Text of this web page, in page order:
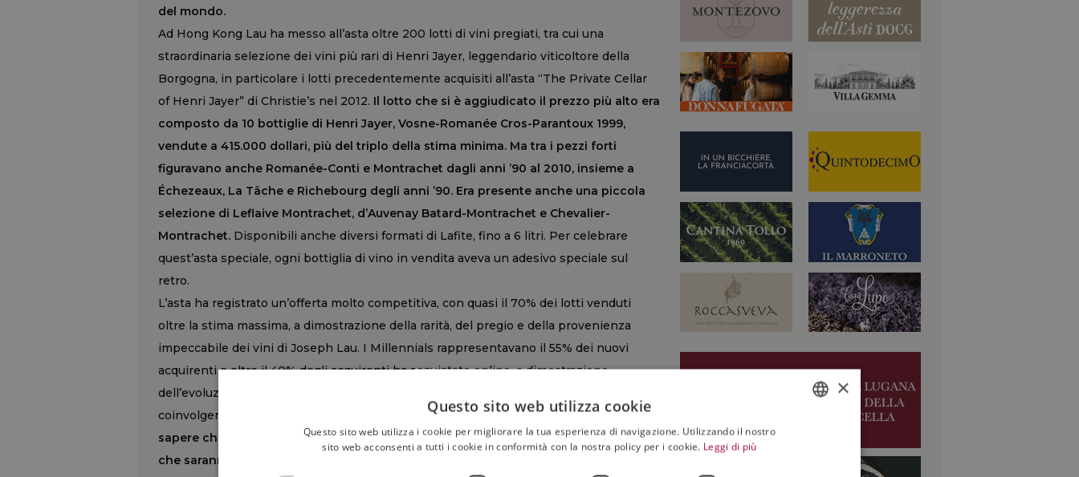
del mondo.
Ad Hong Kong Lau ha messo all’asta oltre 200 lotti di vini pregiati, tra cui una
straordinaria selezione dei vini più rari di Henri Jayer, leggendario viticoltore della
Borgogna, in particolare i lotti precedentemente acquisiti all’asta “The Private Cellar
of Henri Jayer” di Christie’s nel 2012. Il lotto che si è aggiudicato il prezzo più alto era
composto da 10 bottiglie di Henri Jayer, Vosne-Romanée Cros-Parantoux 1999,
vendute a 415.000 dollari, più del triplo della stima minima. Ma tra i pezzi forti
figuravano anche Romanée-Conti e Montrachet dagli anni ’90 al 2010, insieme a
Échezeaux, La Tâche e Richebourg degli anni ’90. Era presente anche una piccola
selezione di Leflaive Montrachet, d’Auvenay Batard-Montrachet e Chevalier-
Montrachet. Disponibili anche diversi formati di Lafite, fino a 6 litri. Per celebrare
quest’asta speciale, ogni bottiglia di vino in vendita aveva un adesivo speciale sul
retro.
L’asta ha registrato un’offerta molto competitiva, con quasi il 70% dei lotti venduti
oltre la stima massima, a dimostrazione della rarità, del pregio e della provenienza
impeccabile dei vini di Joseph Lau. I Millennials rappresentavano il 55% dei nuovi
acquirenti e oltre il 40% degli acquirenti ha acquistato online, a dimostrazione
dell’evoluzione della presenza digitale di Christie’s e della sua strategia volta a
coinvolgere collezionisti nuovi e più giovani.
Ma non è finita qui: da Christie’s fanno
sapere che il viaggio continuerà, con le Parti IV e V di “Iconic Wines” di Joseph Lau,
che saranno battute nei prossimi mesi, sempre ad Hong Kong.
×
Questo sito web utilizza cookie
Questo sito web utilizza i cookie per migliorare la tua esperienza di navigazione. Utilizzando il nostro
sito web acconsenti a tutti i cookie in conformità con la nostra policy per i cookie. Leggi di più